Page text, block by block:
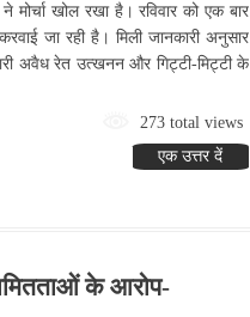
खोल रखा है। रविवार को एक बार
जा रही है। मिली जानकारी अनुसार
जारी अवैध रेत उत्खनन और गिट्टी-मिट्टी के
273 total views
एक उत्तर दें
के आरोप-